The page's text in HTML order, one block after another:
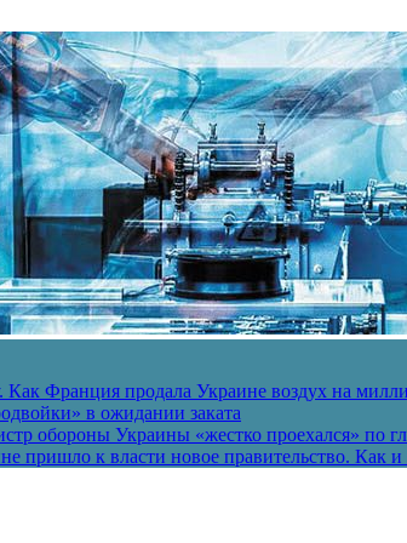
Как Франция продала Украине воздух на
в ожидании заката
обороны Украины «жестко проехался» по
пришло к власти новое правительство. Как и